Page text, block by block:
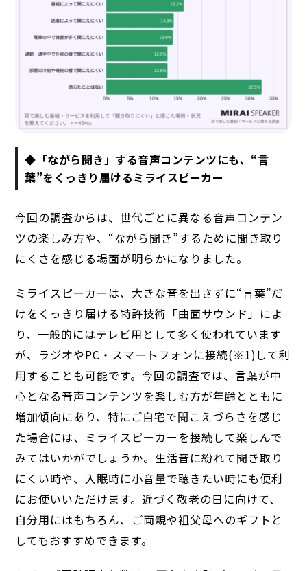
◆「ながら聞き」する音声コンテンツにも、“言
葉”をくっきり届けるミライスピーカー
今回の調査からは、世代ごとに異なる音声コンテン
ツの楽しみ方や、“ながら聞き”するために聞き取り
にくさを感じる場面が明らかになりました。
ミライスピーカーは、大きな音を出さずに“言葉”だ
けをくっきり届ける特許技術「曲面サウンド」によ
り、一般的にはテレビ用として多く使われています
が、ラジオやPC・スマートフォンに接続(※1)して利
用することも可能です。今回の調査では、言葉が中
心となる音声コンテンツを楽しむ方が年齢とともに
増加傾向にあり、特にご自宅で聞こえづらさを感じ
た場合には、ミライスピーカーを接続して楽しんで
みてはいかがでしょうか。生活音に紛れて聞き取り
にくい時や、入眠時に小音量で聴きたい時にも便利
にお使いいただけます。近づく敬老の日に向けて、
自分用にはもちろん、ご両親や祖父母へのギフトと
してもおすすめできます。